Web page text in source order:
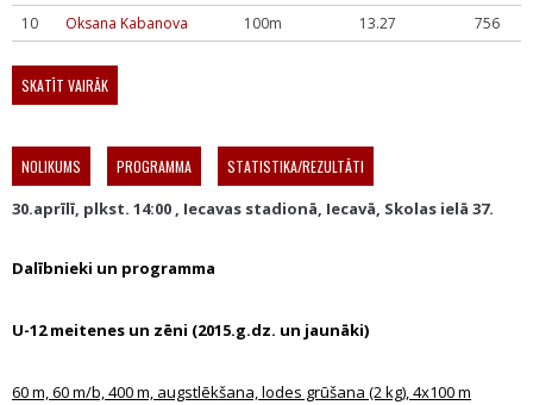
10
Oksana Kabanova 100m 13.27 756
SKATĪT VAIRĀK
NOLIKUMS PROGRAMMA STATISTIKA/REZULTĀTI
30.aprīlī, plkst. 14:00 , Iecavas stadionā, Iecavā, Skolas ielā 37.
Dalībnieki un programma
U-12 meitenes un zēni (2015.g.dz. un jaunāki)
60 m, 60 m/b, 400 m, augstlēkšana, lodes grūšana (2 kg), 4x100 m